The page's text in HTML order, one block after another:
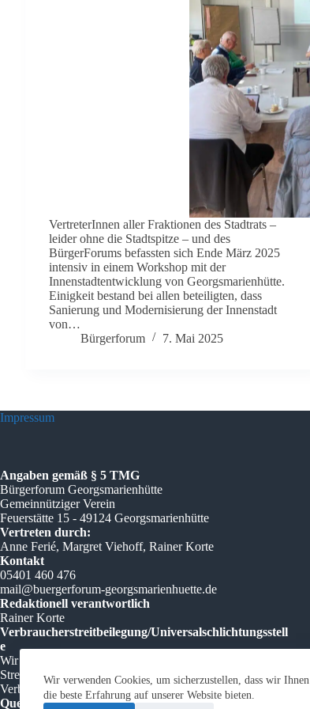
Wir verwenden Cookies, um sicherzustellen, dass wir Ihnen
die beste Erfahrung auf unserer Website bieten.
VertreterInnen aller Fraktionen des Stadtrats –
leider ohne die Stadtspitze – und des
BürgerForums befassten sich Ende März 2025
intensiv in einem Workshop mit der
Innenstadtentwicklung von Georgsmarienhütte.
Einigkeit bestand bei allen beteiligten, dass
Sanierung und Modernisierung der Innenstadt
von…
Bürgerforum
7. Mai 2025
Impressum
Angaben gemäß § 5 TMG
Bürgerforum Georgsmarienhütte
Gemeinnütziger Verein
Feuerstätte 15 - 49124 Georgsmarienhütte
Vertreten durch:
Anne Ferié, Margret Viehoff, Rainer Korte
Kontakt
05401 460 476
mail@buergerforum-georgsmarienhuette.de
Redaktionell verantwortlich
Rainer Korte
Verbraucherstreitbeilegung/Universalschlichtungsstell
e
Wir sind nicht bereit oder verpflichtet, an
Streitbeilegungsverfahren vor einer
Verbraucherschlichtungsstelle teilzunehmen.
Quelle:
e-recht24.de